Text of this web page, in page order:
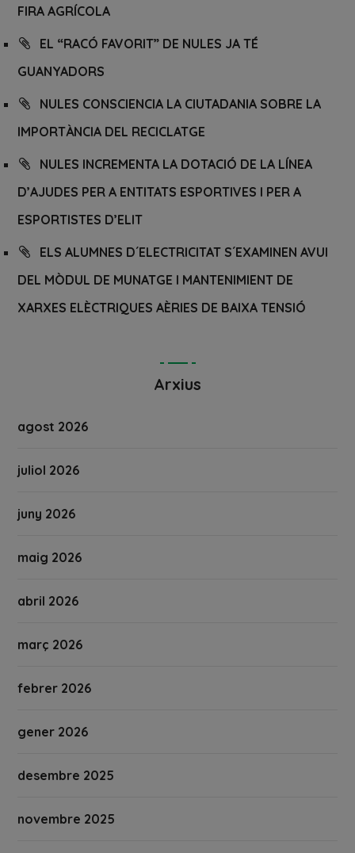
FIRA AGRÍCOLA
EL “RACÓ FAVORIT” DE NULES JA TÉ
GUANYADORS
NULES CONSCIENCIA LA CIUTADANIA SOBRE LA
IMPORTÀNCIA DEL RECICLATGE
NULES INCREMENTA LA DOTACIÓ DE LA LÍNEA
D’AJUDES PER A ENTITATS ESPORTIVES I PER A
ESPORTISTES D’ELIT
ELS ALUMNES D´ELECTRICITAT S´EXAMINEN AVUI
DEL MÒDUL DE MUNATGE I MANTENIMIENT DE
XARXES ELÈCTRIQUES AÈRIES DE BAIXA TENSIÓ
Arxius
agost 2026
juliol 2026
juny 2026
maig 2026
abril 2026
març 2026
febrer 2026
gener 2026
desembre 2025
novembre 2025